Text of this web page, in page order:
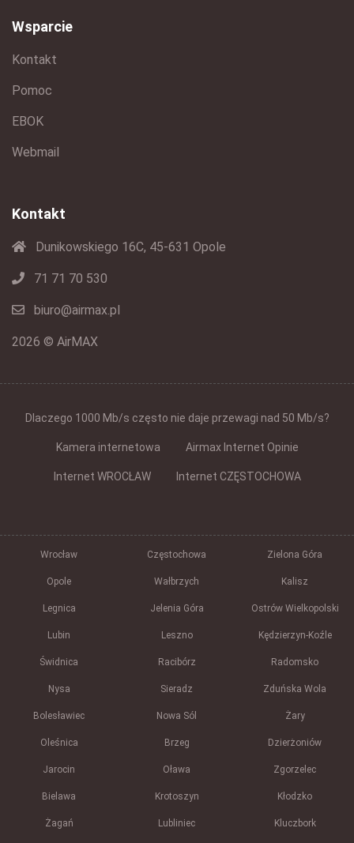
Wsparcie
Kontakt
Pomoc
EBOK
Webmail
Kontakt
Dunikowskiego 16C, 45-631 Opole
71 71 70 530
biuro@airmax.pl
2026 © AirMAX
Dlaczego 1000 Mb/s często nie daje przewagi nad 50 Mb/s?
Kamera internetowa Airmax Internet Opinie
Internet WROCŁAW Internet CZĘSTOCHOWA
Wrocław Częstochowa Zielona Góra
Opole Wałbrzych Kalisz
Legnica Jelenia Góra Ostrów Wielkopolski
Lubin Leszno Kędzierzyn-Koźle
Świdnica Racibórz Radomsko
Nysa Sieradz Zduńska Wola
Bolesławiec Nowa Sól Żary
Oleśnica Brzeg Dzierżoniów
Jarocin Oława Zgorzelec
Bielawa Krotoszyn Kłodzko
Żagań Lubliniec Kluczbork